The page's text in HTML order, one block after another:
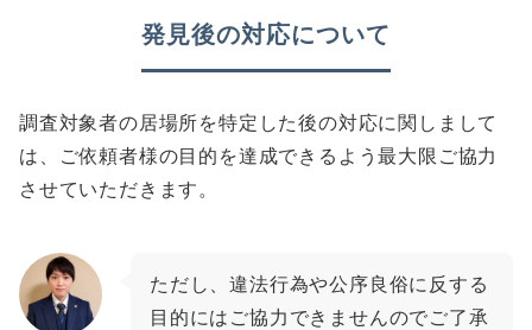
発見後の対応について
調査対象者の居場所を特定した後の対応に関しまして
は、ご依頼者様の目的を達成できるよう最大限ご協力
させていただきます。
ただし、違法行為や公序良俗に反する
目的にはご協力できませんのでご了承